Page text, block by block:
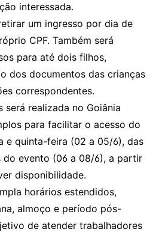
interessada.
um ingresso por dia de
CPF. Também será
para até dois filhos,
dos documentos das crianças
correspondentes.
realizada no Goiânia
para facilitar o acesso do
e quinta-feira (02 a 05/6), das
do evento (06 a 08/6), a partir
disponibilidade.
horários estendidos,
almoço e período pós-
de atender trabalhadores